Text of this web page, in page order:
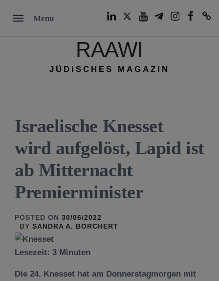
Menu
RAAWI
JÜDISCHES MAGAZIN
Israelische Knesset
wird aufgelöst, Lapid ist
ab Mitternacht
Premierminister
POSTED ON 30/06/2022
BY SANDRA A. BORCHERT
Lesezeit: 3 Minuten
Die 24. Knesset hat am Donnerstagmorgen mit